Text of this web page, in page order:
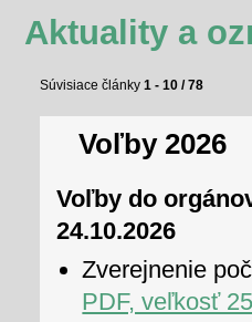
Aktuality a
Súvisiace články 1 - 10 / 78
Voľby 2026
Voľby do
24.10.2026
Zverejnenie
PDF, veľkosť